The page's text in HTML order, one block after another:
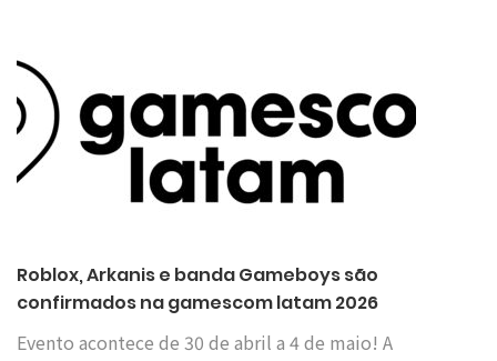
Roblox, Arkanis e banda Gameboys são
confirmados na gamescom latam 2026
Evento acontece de 30 de abril a 4 de maio! A